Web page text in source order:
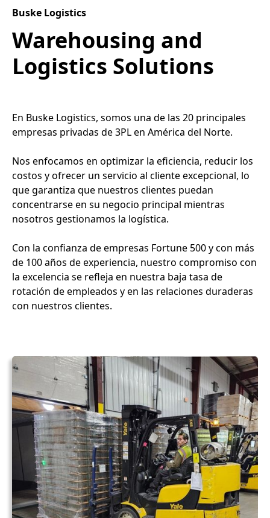
Buske Logistics
Warehousing and
Logistics Solutions
En Buske Logistics, somos una de las 20 principales
empresas privadas de 3PL en América del Norte.
Nos enfocamos en optimizar la eficiencia, reducir los
costos y ofrecer un servicio al cliente excepcional, lo
que garantiza que nuestros clientes puedan
concentrarse en su negocio principal mientras
nosotros gestionamos la logística.
Con la confianza de empresas Fortune 500 y con más
de 100 años de experiencia, nuestro compromiso con
la excelencia se refleja en nuestra baja tasa de
rotación de empleados y en las relaciones duraderas
con nuestros clientes.